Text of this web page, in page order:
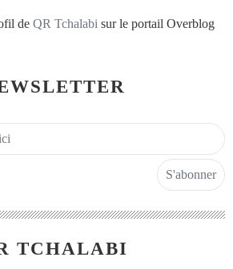
de QR Tchalabi sur le portail Overblog
TCHALABI